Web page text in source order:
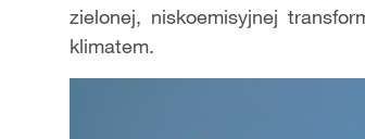
zielonej, niskoemisyjnej
klimatem.